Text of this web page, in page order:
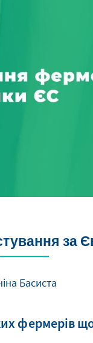
Басиста
фермерів